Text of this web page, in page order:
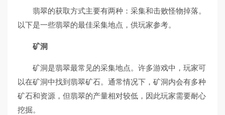
翡翠的获取方式主要有两种：采集和击败怪物掉落。
以下是一些翡翠的最佳采集地点，供玩家参考。
矿洞
矿洞是翡翠最常见的采集地点。许多游戏中，玩家可
以在矿洞中找到翡翠矿石。通常情况下，矿洞内会有多种
矿石和资源，但翡翠的产量相对较低，因此玩家需要耐心
挖掘。